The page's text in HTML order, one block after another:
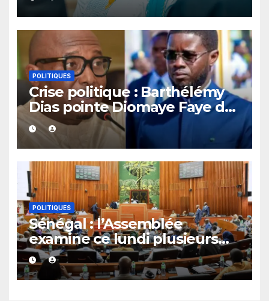
POLITIQUES
Crise politique : Barthélémy
Dias pointe Diomaye Faye du
doigt et durcit le ton
POLITIQUES
Sénégal : l’Assemblée
examine ce lundi plusieurs
propositions de loi, dont celle
sur l’encadrement des «
caisses noires »